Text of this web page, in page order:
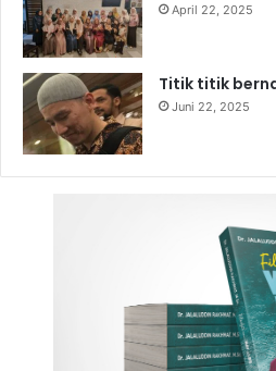
April 22, 2025
Titik titik
Juni 22, 2025